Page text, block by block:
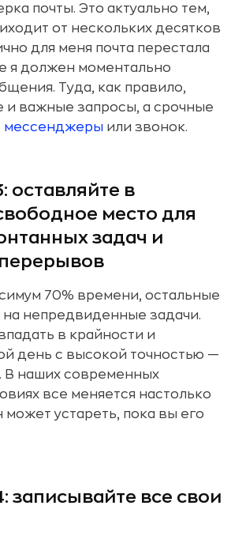
почты. Это актуально тем,
от нескольких десятков
для меня почта перестала
я должен моментально
Туда, как правило,
и важные запросы, а срочные
мессенджеры или звонок.
оставляйте в
место для
задач и
70% времени, остальные
на непредвиденные задачи.
в крайности и
день с высокой точностью —
В наших современных
все меняется настолько
может устареть, пока вы его
записывайте все свои